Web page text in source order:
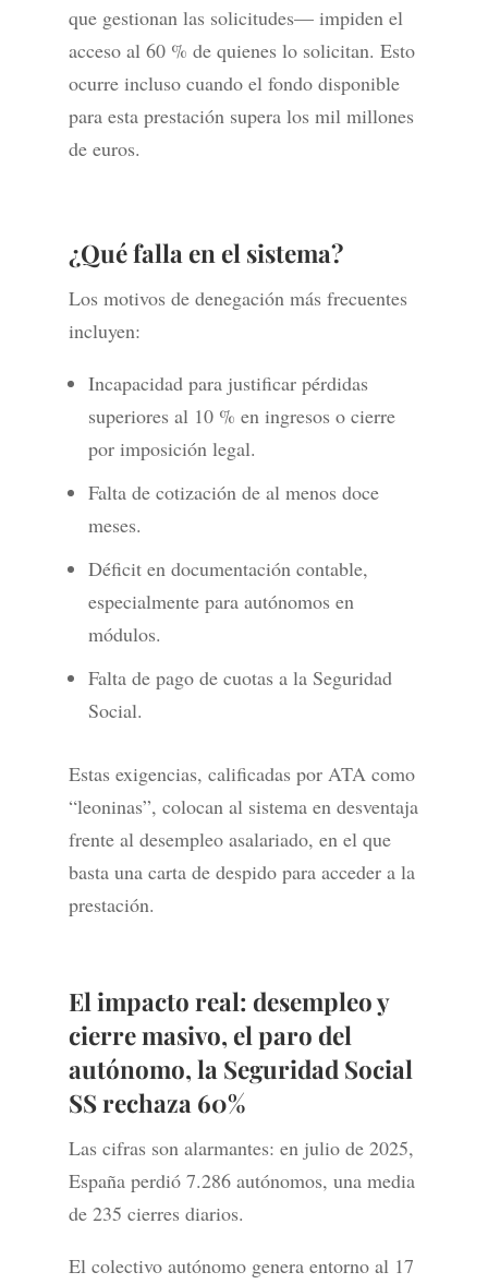
que gestionan las solicitudes— impiden el
acceso al 60 % de quienes lo solicitan. Esto
ocurre incluso cuando el fondo disponible
para esta prestación supera los mil millones
de euros.
¿Qué falla en el sistema?
Los motivos de denegación más frecuentes
incluyen:
Incapacidad para justificar pérdidas
superiores al 10 % en ingresos o cierre
por imposición legal.
Falta de cotización de al menos doce
meses.
Déficit en documentación contable,
especialmente para autónomos en
módulos.
Falta de pago de cuotas a la Seguridad
Social.
Estas exigencias, calificadas por ATA como
“leoninas”, colocan al sistema en desventaja
frente al desempleo asalariado, en el que
basta una carta de despido para acceder a la
prestación.
El impacto real: desempleo y
cierre masivo, el paro del
autónomo, la Seguridad Social
SS rechaza 60%
Las cifras son alarmantes: en julio de 2025,
España perdió 7.286 autónomos, una media
de 235 cierres diarios.
El colectivo autónomo genera entorno al 17